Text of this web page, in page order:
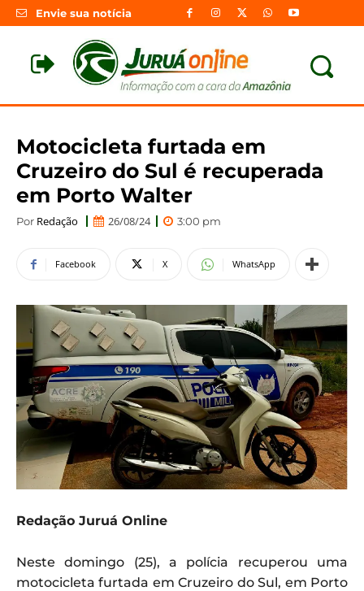
Envie sua notícia
Motocicleta furtada em
Cruzeiro do Sul é recuperada
em Porto Walter
Por Redação 26/08/24 3:00 pm
Facebook X WhatsApp
Redação Juruá Online
Neste domingo (25), a polícia recuperou uma
motocicleta furtada em Cruzeiro do Sul, em Porto